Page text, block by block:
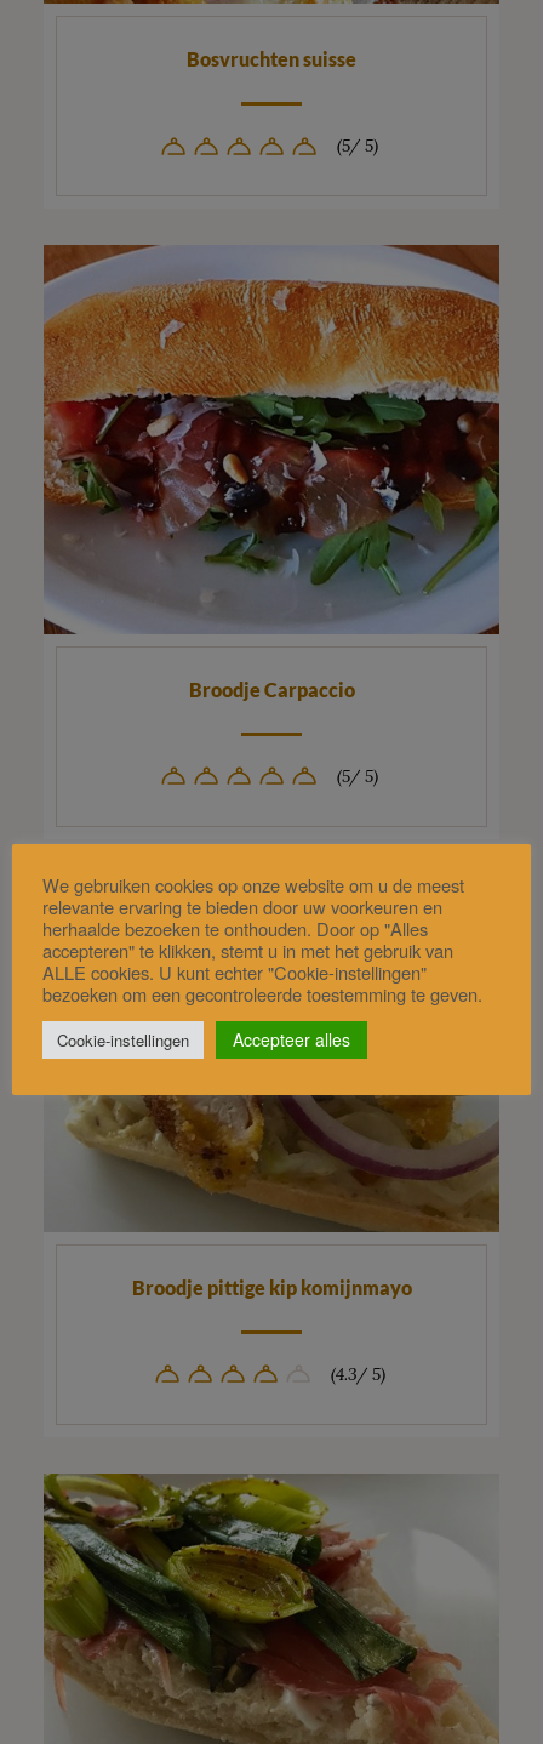
Bosvruchten suisse
(5/ 5)
Broodje Carpaccio
(5/ 5)
Broodje pittige kip komijnmayo
(4.3/ 5)
We gebruiken cookies op onze website om u de meest
relevante ervaring te bieden door uw voorkeuren en
herhaalde bezoeken te onthouden. Door op "Alles
accepteren" te klikken, stemt u in met het gebruik van
ALLE cookies. U kunt echter "Cookie-instellingen"
bezoeken om een gecontroleerde toestemming te geven.
Cookie-instellingen Accepteer alles